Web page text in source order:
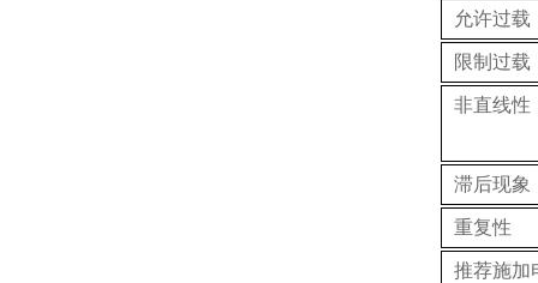
允许过载
限制过载
非直线性
滞后现象
重复性
推荐施加